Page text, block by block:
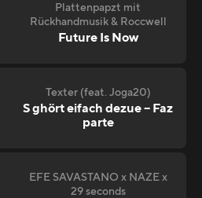
Plattenpapzt mit
Rückhandmusik & Roccwell
Future Is Now
Texter (feat. Joga20)
S ghört eifach dezue – Faz
parte
EFE SAVASTANO x NAZE x
29 seconds